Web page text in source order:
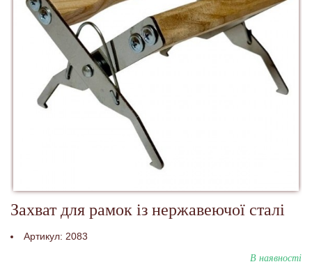
Захват для рамок із нержавеючої сталі
Артикул: 2083
В наявності